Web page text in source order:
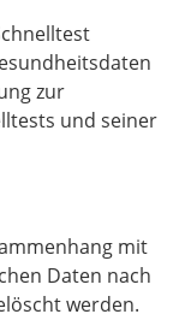
zur
und seiner
mit
Daten nach
werden.